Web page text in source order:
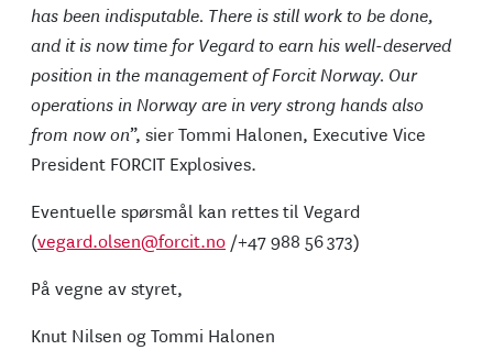
has been indisputable. There is still work to be done,
and it is now time for Vegard to earn his well-deserved
position in the management of Forcit Norway. Our
operations in Norway are in very strong hands also
from now on”, sier Tommi Halonen, Executive Vice
President FORCIT Explosives.
Eventuelle spørsmål kan rettes til Vegard
(vegard.olsen@forcit.no /+47 988 56 373)
På vegne av styret,
Knut Nilsen og Tommi Halonen